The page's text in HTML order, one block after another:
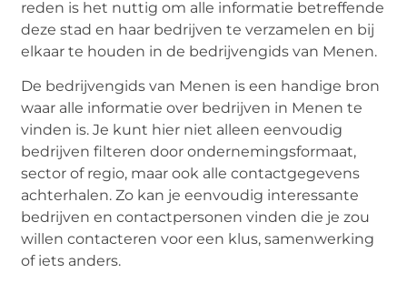
reden is het nuttig om alle informatie betreffende
deze stad en haar bedrijven te verzamelen en bij
elkaar te houden in de bedrijvengids van Menen.
De bedrijvengids van Menen is een handige bron
waar alle informatie over bedrijven in Menen te
vinden is. Je kunt hier niet alleen eenvoudig
bedrijven filteren door ondernemingsformaat,
sector of regio, maar ook alle contactgegevens
achterhalen. Zo kan je eenvoudig interessante
bedrijven en contactpersonen vinden die je zou
willen contacteren voor een klus, samenwerking
of iets anders.